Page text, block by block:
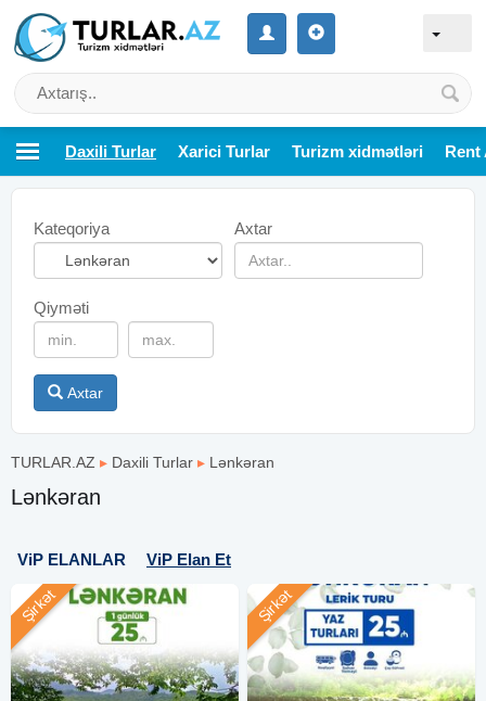
Daxili Turlar Xarici Turlar Turizm xidmətləri Rent
Kateqoriya Axtar
Qiyməti
Axtar
TURLAR.AZ ▸ Daxili Turlar ▸ Lənkəran
Lənkəran
ViP ELANLAR ViP Elan Et
Şirkət Şirkət